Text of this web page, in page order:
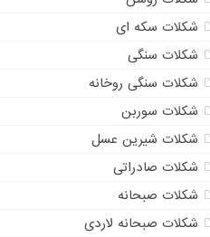
شکلات سکه ای
شکلات سنگی
شکلات سنگی روخانه
شکلات سوربن
شکلات شیرین عسل
شکلات صادراتی
شکلات صبحانه
شکلات صبحانه لاردی